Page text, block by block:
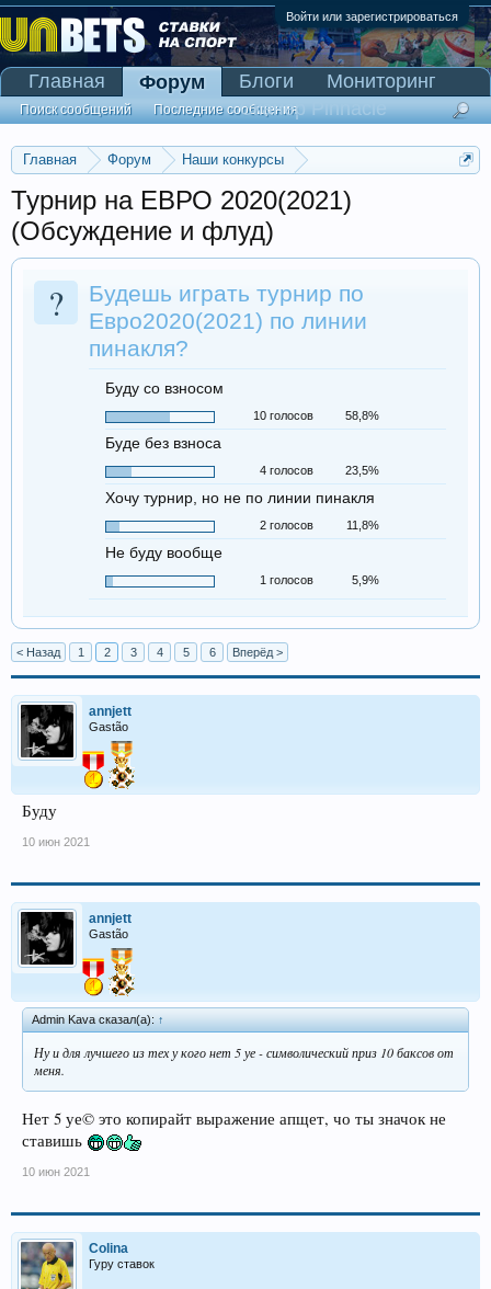
Войти или зарегистрироваться
Главная Форум
Наши конкурсы
Турнир на ЕВРО 2020(2021)
(Обсуждение и флуд)
?
Будешь играть турнир по
Евро2020(2021) по линии
пинакля?
Буду со взносом
10 голосов 58,8%
Буде без взноса
4 голосов 23,5%
Хочу турнир, но не по линии пинакля
2 голосов 11,8%
Не буду вообще
1 голосов 5,9%
< Назад 1 2 3 4 5 6 Вперёд >
annjett
Gastão
Буду
10 июн 2021
annjett
Gastão
Admin Kava сказал(а): ↑
Ну и для лучшего из тех у кого нет 5 уе - символический приз 10 баксов от
меня.
Нет 5 уе© это копирайт выражение апщет, чо ты значок не
ставишь
10 июн 2021
Colina
Гуру ставок
Главная Форум
Поиск сообщений Последние сообщения
Блоги
Мониторинг
Сканер Pinnacle